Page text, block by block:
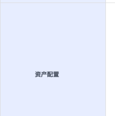
资产配置